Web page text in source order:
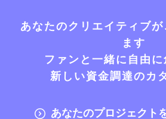
あなたのクリエイティブ
ます
ファンと一緒に自由
新しい資金調達のカ
あなたのプロジェクト